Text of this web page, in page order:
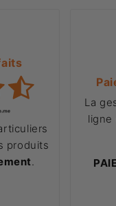
produits
.
La
ligne